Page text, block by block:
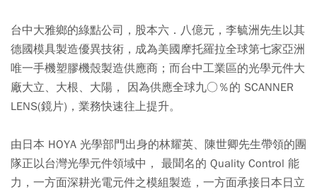
台中大雅鄉的綠點公司，股本六．八億元，李毓洲先生以其
德國模具製造優異技術，成為美國摩托羅拉全球第七家亞洲
唯一手機塑膠機殼製造供應商；而台中工業區的光學元件大
廠大立、大根、大陽， 因為供應全球九○％的 SCANNER
LENS(鏡片)，業務快速往上提升。
由日本 HOYA 光學部門出身的林耀英、陳世卿先生帶領的團
隊正以台灣光學元件領域中， 最聞名的 Quality Control 能
力，一方面深耕光電元件之模組製造，一方面承接日本日立